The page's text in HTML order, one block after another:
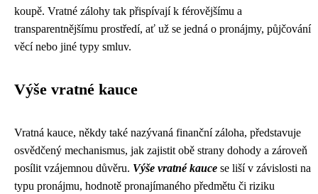
koupě. Vratné zálohy tak přispívají k férovějšímu a
transparentnějšímu prostředí, ať už se jedná o pronájmy, půjčování
věcí nebo jiné typy smluv.
Výše vratné kauce
Vratná kauce, někdy také nazývaná finanční záloha, představuje
osvědčený mechanismus, jak zajistit obě strany dohody a zároveň
posílit vzájemnou důvěru. Výše vratné kauce se liší v závislosti na
typu pronájmu, hodnotě pronajímaného předmětu či riziku